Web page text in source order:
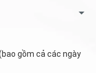
gồm cả các ngày